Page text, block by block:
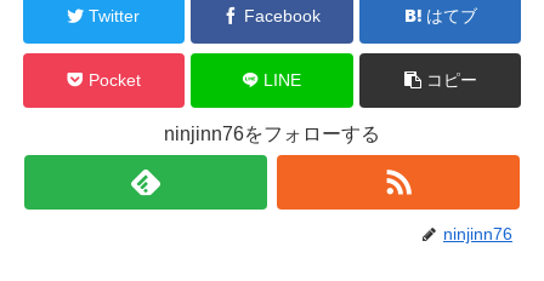
Twitter Facebook はてブ
Pocket LINE コピー
ninjinn76をフォローする
ninjinn76